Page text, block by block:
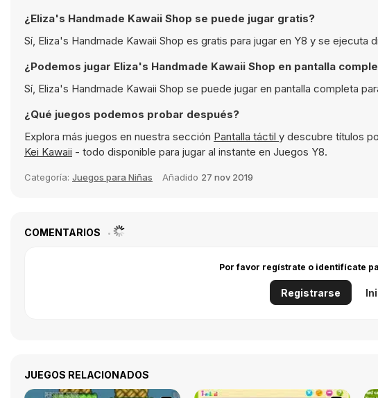
¿Eliza's Handmade Kawaii Shop se puede jugar gratis?
Sí, Eliza's Handmade Kawaii Shop es gratis para jugar en Y8 y se ejecuta
¿Podemos jugar Eliza's Handmade Kawaii Shop en pantalla
Sí, Eliza's Handmade Kawaii Shop se puede jugar en pantalla completa
¿Qué juegos podemos probar después?
Explora más juegos en nuestra sección Pantalla táctil y descubre títulos
Kei Kawaii - todo disponible para jugar al instante en Juegos Y8.
Categoría: Juegos para Niñas Añadido 27 nov 2019
COMENTARIOS
Por favor regístrate o identifícate
Registrarse
JUEGOS RELACIONADOS